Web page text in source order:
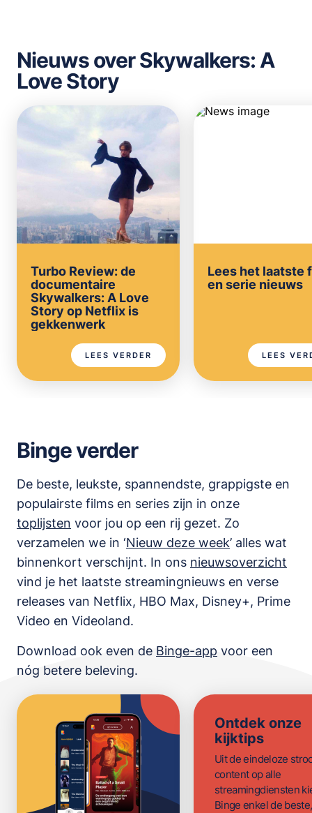
Nieuws over Skywalkers: A
Love Story
Turbo Review: de
documentaire
Skywalkers: A Love
Story op Netflix is
gekkenwerk
LEES VERDER
Lees het laatste
en serie nieuws
LEES
Binge verder
De beste, leukste, spannendste, grappigste en
populairste films en series zijn in onze
toplijsten voor jou op een rij gezet. Zo
verzamelen we in ‘Nieuw deze week’ alles wat
binnenkort verschijnt. In ons nieuwsoverzicht
vind je het laatste streamingnieuws en verse
releases van Netflix, HBO Max, Disney+, Prime
Video en Videoland.
Download ook even de Binge-app voor een
nóg betere beleving.
Ontdek onze
kijktips
Uit de eindeloze
content op alle
streamingdiensten
Binge enkel de beste,